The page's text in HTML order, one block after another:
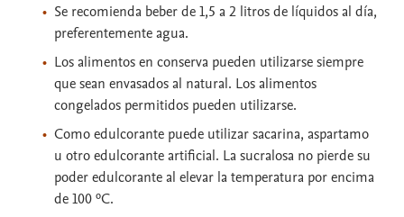
Se recomienda beber de 1,5 a 2 litros de líquidos al día,
preferentemente agua.
Los alimentos en conserva pueden utilizarse siempre
que sean envasados al natural. Los alimentos
congelados permitidos pueden utilizarse.
Como edulcorante puede utilizar sacarina, aspartamo
u otro edulcorante artificial. La sucralosa no pierde su
poder edulcorante al elevar la temperatura por encima
de 100 ºC.